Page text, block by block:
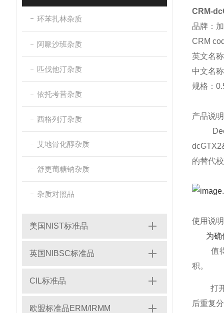
环苯扎林杂质
阿哌沙班杂质
匹伐他汀杂质
依托考昔杂质
西格列汀杂质
艾地骨化醇杂质
舒更葡糖钠杂质
杂质对照品
美国NIST标准品
英国NIBSC标准品
CIL标准品
欧盟标准品ERM/IRMM
CRM-
品牌：
CRM
英文名
中文名
规格：
产品说
的替代
使用说
为
值得注
积。
打开前
后重复